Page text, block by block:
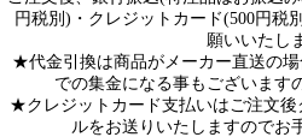
円税別)・クレジットカード(500円税
願いいたし
★代金引換は商品がメーカー直送の
での集金になる事もございます
★クレジットカード支払いはご注文後
ルをお送りいたしますのでお